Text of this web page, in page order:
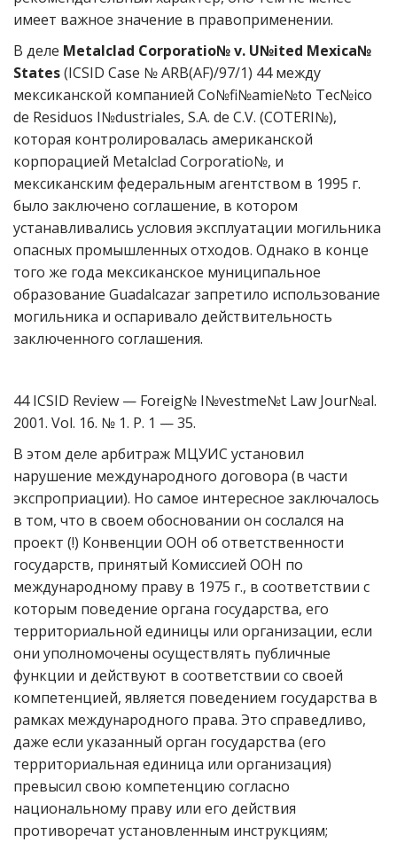
имеет важное значение в правоприменении.
В деле Metalclad Corporatio№ v. U№ited Mexica№
States(ICSID Case № ARB(AF)/97/1) 44 между
мексиканской компанией Co№fi№amie№to Tec№ico
de Residuos I№dustriales, S.A. de C.V. (COTERI№),
которая контролировалась американской
корпорацией Metalclad Corporatio№, и
мексиканским федеральным агентством в 1995 г.
было заключено соглашение, в котором
устанавливались условия эксплуатации могильника
опасных промышленных отходов. Однако в конце
того же года мексиканское муниципальное
образование Guadalcazar запретило использование
могильника и оспаривало действительность
заключенного соглашения.
44 ICSID Review — Foreig№ I№vestme№t Law Jour№al.
2001. Vol. 16. № 1. P. 1 — 35.
В этом деле арбитраж МЦУИС установил
нарушение международного договора (в части
экспроприации). Но самое интересное заключалось
в том, что в своем обосновании он сослался на
проект (!) Конвенции ООН об ответственности
государств, принятый Комиссией ООН по
международному праву в 1975 г., в соответствии с
которым поведение органа государства, его
территориальной единицы или организации, если
они уполномочены осуществлять публичные
функции и действуют в соответствии со своей
компетенцией, является поведением государства в
рамках международного права. Это справедливо,
даже если указанный орган государства (его
территориальная единица или организация)
превысил свою компетенцию согласно
национальному праву или его действия
противоречат установленным инструкциям;